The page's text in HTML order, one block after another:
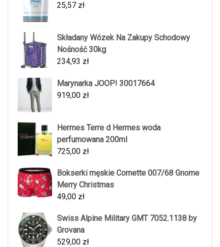
25,57 zł
Składany Wózek Na Zakupy Schodowy
Nośność 30kg
234,93 zł
Marynarka JOOP! 30017664
919,00 zł
Hermes Terre d Hermes woda
perfumowana 200ml
725,00 zł
Bokserki męskie Cornette 007/68 Gnome
Merry Christmas
49,00 zł
Swiss Alpine Military GMT 7052.1138 by
Grovana
529,00 zł